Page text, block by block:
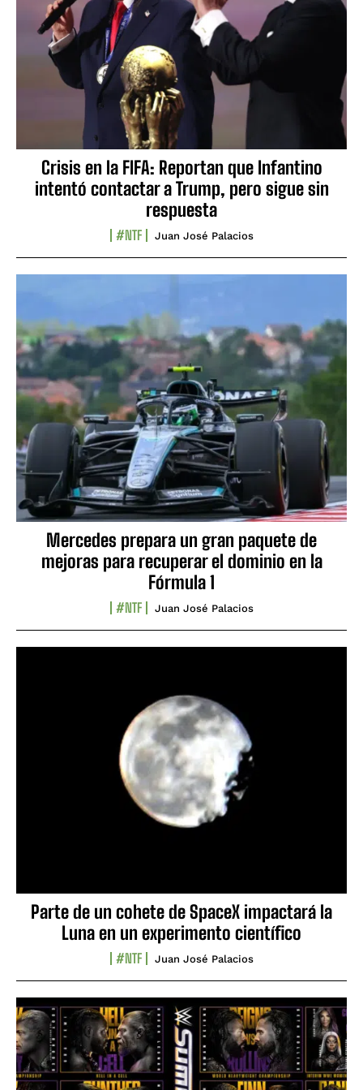
Crisis en la FIFA: Reportan que Infantino
intentó contactar a Trump, pero sigue sin
respuesta
#NTF Juan José Palacios
Mercedes prepara un gran paquete de
mejoras para recuperar el dominio en la
Fórmula 1
#NTF Juan José Palacios
Parte de un cohete de SpaceX impactará la
Luna en un experimento científico
#NTF Juan José Palacios